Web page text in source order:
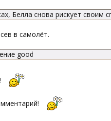
Белла снова рискует своим
в самолёт.
good